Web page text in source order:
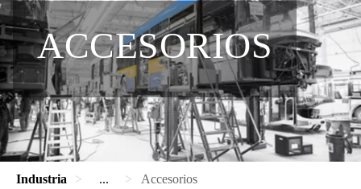
ACCESORIOS
Industria ... Accesorios